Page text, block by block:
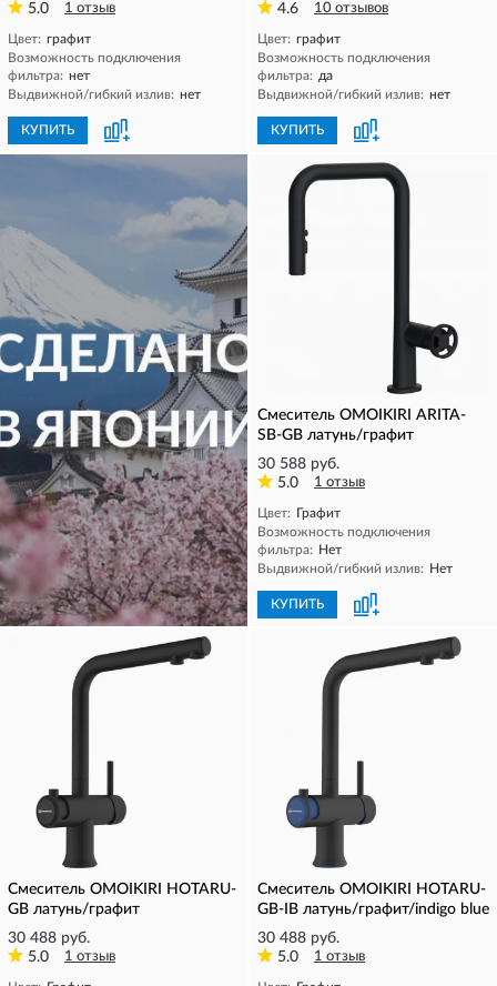
5.0
1 отзыв
Цвет: графит
Возможность подключения
фильтра: нет
Выдвижной/гибкий излив: нет
КУПИТЬ
4.6
10 отзывов
Цвет: графит
Возможность подключения
фильтра: да
Выдвижной/гибкий излив: нет
КУПИТЬ
КУПИТЬ
Смеситель OMOIKIRI ARITA-
SB-GB латунь/графит
30 588 руб.
5.0
1 отзыв
Цвет: Графит
Возможность подключения
фильтра: Нет
Выдвижной/гибкий излив: Нет
КУПИТЬ
Смеситель OMOIKIRI HOTARU-
GB латунь/графит
30 488 руб.
5.0
1 отзыв
Смеситель OMOIKIRI HOTARU-
GB-IB латунь/графит/indigo blue
30 488 руб.
5.0
1 отзыв